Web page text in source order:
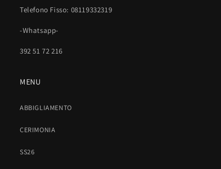
Telefono Fisso: 08119332319
-Whatsapp-
392 51 72 216
MENU
ABBIGLIAMENTO
CERIMONIA
SS26